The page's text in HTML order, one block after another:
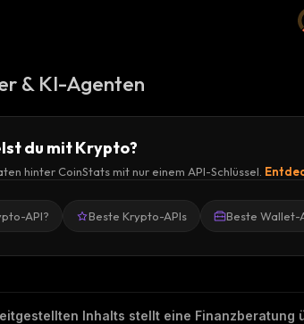
& KI-Agenten
du mit Krypto?
hinter CoinStats mit nur einem API-Schlüssel.
API? Beste Krypto-APIs Beste Wallet-
Inhalts stellt eine